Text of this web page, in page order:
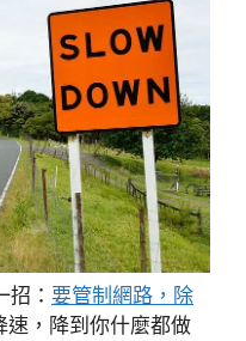
招： 要管制網路，除
速，降到你什麼都做